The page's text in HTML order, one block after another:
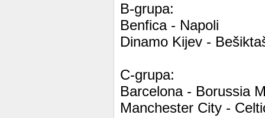
B-grupa:
Benfica - Napoli
Dinamo Kijev -
C-grupa:
Barcelona - Borussia
Manchester City -